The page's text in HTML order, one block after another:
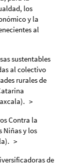
los
y la
al
sustentables
al colectivo
rurales de
Contra la
Niñas y los
de